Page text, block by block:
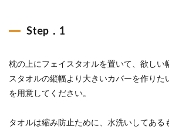
Step．1
枕の上にフェイスタオルを置いて、欲しい
スタオルの縦幅より大きいカバーを作りた
を用意してください。
タオルは縮み防止ために、水洗いしてある